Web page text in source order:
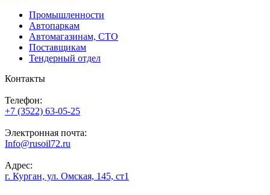
Промышленности
Автопаркам
Автомагазинам, СТО
Поставщикам
Тендерный отдел
Контакты
Телефон:
+7 (3522) 63-05-25
Электронная почта:
Info@rusoil72.ru
Адрес:
г. Курган, ул. Омская, 145, ст1